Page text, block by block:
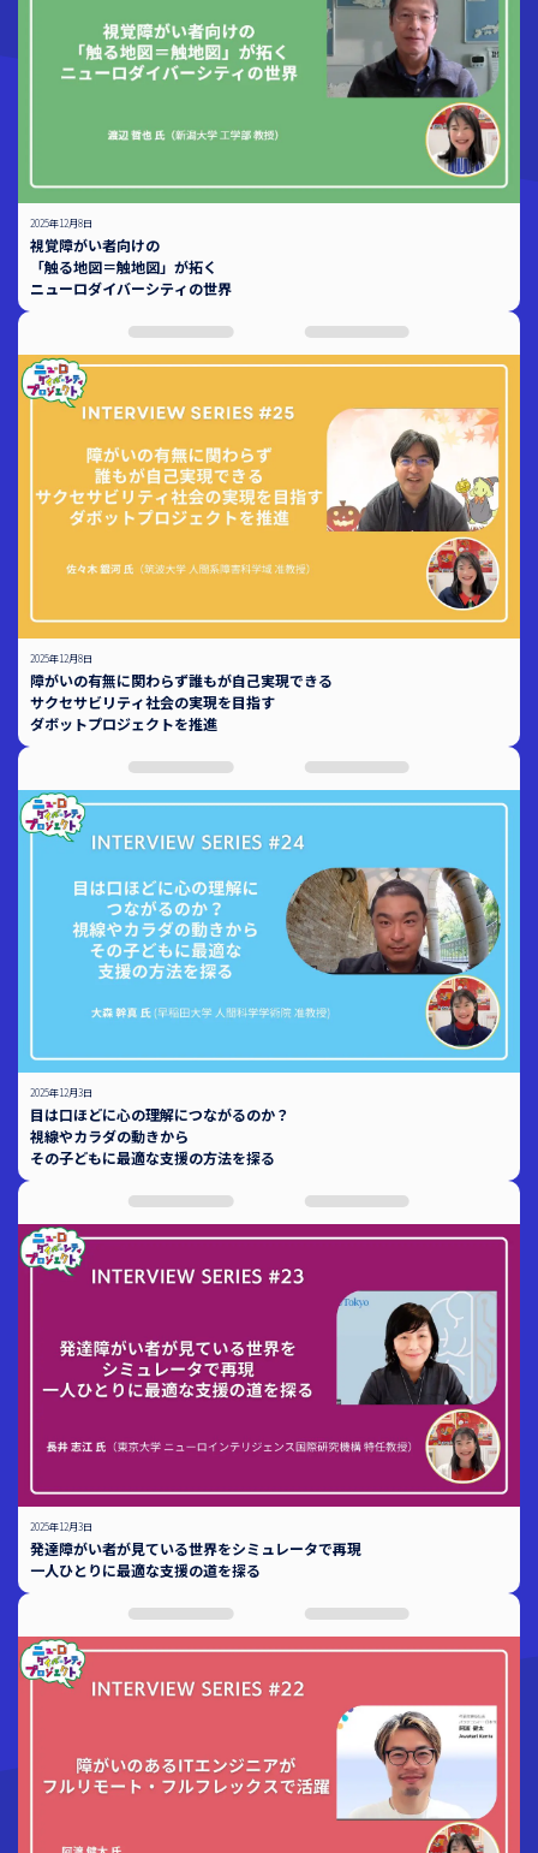
2025年12月8日
視覚障がい者向けの
「触る地図＝触地図」が拓く
ニューロダイバーシティの世界
2025年12月8日
障がいの有無に関わらず誰もが自己実現できる
サクセサビリティ社会の実現を目指す
ダボットプロジェクトを推進
2025年12月3日
目は口ほどに心の理解につながるのか？
視線やカラダの動きから
その子どもに最適な支援の方法を探る
2025年12月3日
発達障がい者が見ている世界をシミュレータで再現
一人ひとりに最適な支援の道を探る